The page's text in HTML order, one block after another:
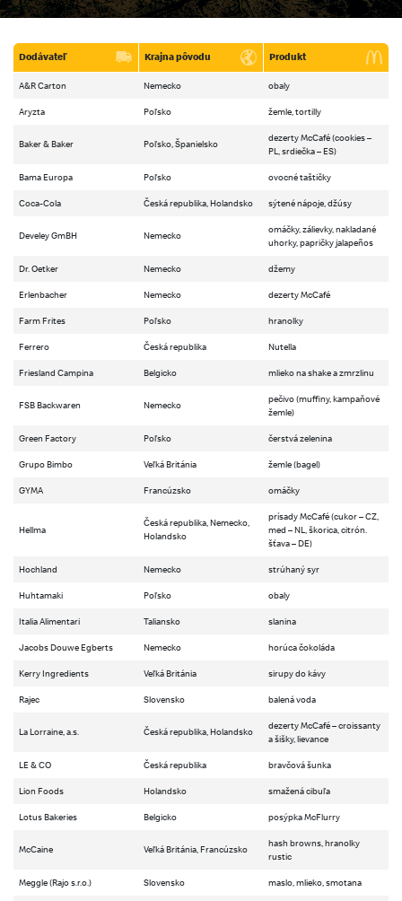
Dodávateľ Krajna pôvodu Produkt
A&R Carton Nemecko obaly
Aryzta Poľsko žemle, tortilly
Baker & Baker Poľsko, Španielsko
dezerty McCafé (cookies –
PL, srdiečka – ES)
Bama Europa Poľsko ovocné taštičky
Coca-Cola Česká republika, Holandsko sýtené nápoje, džúsy
Develey GmBH Nemecko
omáčky, zálievky, nakladané
uhorky, papričky jalapeños
Dr. Oetker Nemecko džemy
Erlenbacher Nemecko dezerty McCafé
Farm Frites Poľsko hranolky
Ferrero Česká republika Nutella
Friesland Campina Belgicko mlieko na shake a zmrzlinu
FSB Backwaren Nemecko
pečivo (muffiny, kampaňové
žemle)
Green Factory Poľsko čerstvá zelenina
Grupo Bimbo Veľká Británia žemle (bagel)
GYMA Francúzsko omáčky
Hellma
Česká republika, Nemecko,
Holandsko
prísady McCafé (cukor – CZ,
med – NL, škorica, citrón.
šťava – DE)
Hochland Nemecko strúhaný syr
Huhtamaki Poľsko obaly
Italia Alimentari Taliansko slanina
Jacobs Douwe Egberts Nemecko horúca čokoláda
Kerry Ingredients Veľká Británia sirupy do kávy
Rajec Slovensko balená voda
La Lorraine, a.s. Česká republika, Holandsko
dezerty McCafé – croissanty
a šišky, lievance
LE & CO Česká republika bravčová šunka
Lion Foods Holandsko smažená cibuľa
Lotus Bakeries Belgicko posýpka McFlurry
McCaine Veľká Británia, Francúzsko
hash browns, hranolky
rustic
Meggle (Rajo s.r.o.) Slovensko maslo, mlieko, smotana